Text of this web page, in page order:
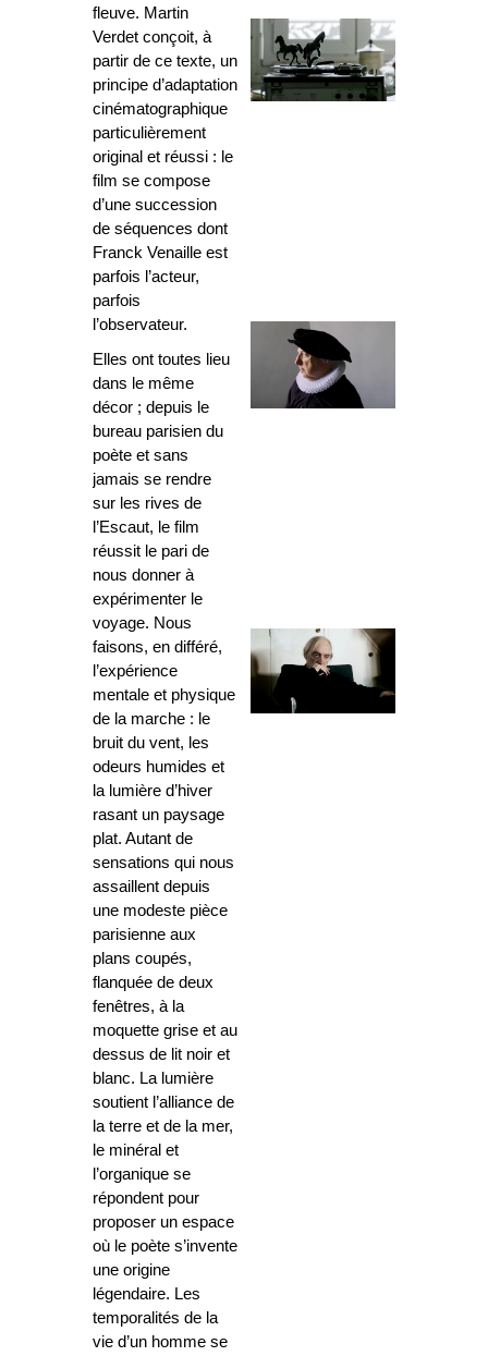
fleuve. Martin
Verdet conçoit, à
partir de ce texte, un
principe d’adaptation
cinématographique
particulièrement
original et réussi : le
film se compose
d’une succession
de séquences dont
Franck Venaille est
parfois l’acteur,
parfois
l’observateur.
Elles ont toutes lieu
dans le même
décor ; depuis le
bureau parisien du
poète et sans
jamais se rendre
sur les rives de
l’Escaut, le film
réussit le pari de
nous donner à
expérimenter le
voyage. Nous
faisons, en différé,
l’expérience
mentale et physique
de la marche : le
bruit du vent, les
odeurs humides et
la lumière d’hiver
rasant un paysage
plat. Autant de
sensations qui nous
assaillent depuis
une modeste pièce
parisienne aux
plans coupés,
flanquée de deux
fenêtres, à la
moquette grise et au
dessus de lit noir et
blanc. La lumière
soutient l’alliance de
la terre et de la mer,
le minéral et
l’organique se
répondent pour
proposer un espace
où le poète s’invente
une origine
légendaire. Les
temporalités de la
vie d’un homme se